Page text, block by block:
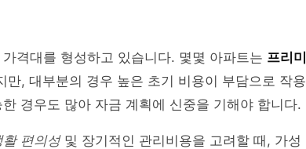
격대를 형성하고 있습니다. 몇몇 아파트는 프리미
만, 대부분의 경우 높은 초기 비용이 부담으로 작용
경우도 많아 자금 계획에 신중을 기해야 합니다.
활 편의성및 장기적인 관리비용을 고려할 때, 가성